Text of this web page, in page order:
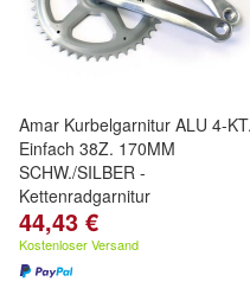
Amar Kurbelgarnitur ALU 4-KT.
Einfach 38Z. 170MM
SCHW./SILBER -
Kettenradgarnitur
44,43 €
Kostenloser Versand